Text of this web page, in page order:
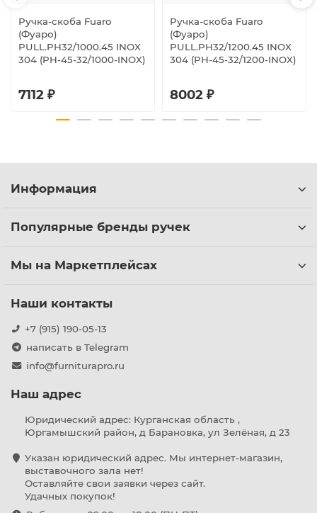
Ручка-скоба Fuaro
(Фуаро)
PULL.PH32/1000.45 INOX
304 (PH-45-32/1000-INOX)
7112 ₽
Ручка-скоба Fuaro
(Фуаро)
PULL.PH32/1200.45 INOX
304 (PH-45-32/1200-INOX)
8002 ₽
Информация
Популярные бренды ручек
Мы на Маркетплейсах
Наши контакты
+7 (915) 190-05-13
написать в Telegram
info@furniturapro.ru
Наш адрес
Юридический адрес: Курганская область ,
Юргамышский район, д Барановка, ул Зелёная, д 23
Указан юридический адрес. Мы интернет-магазин,
выставочного зала нет!
Оставляйте свои заявки через сайт.
Удачных покупок!